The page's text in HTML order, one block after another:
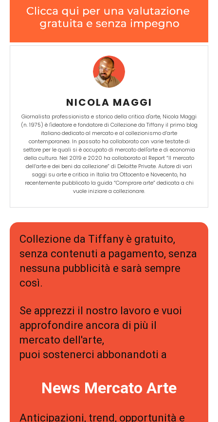
NICOLA MAGGI
Giornalista professionista e storico della critica d'arte, Nicola Maggi
(n. 1975) è l'ideatore e fondatore di Collezione da Tiffany il primo blog
italiano dedicato al mercato e al collezionismo d’arte
contemporanea. In passato ha collaborato con varie testate di
settore per le quali si è occupato di mercato dell'arte e di economia
della cultura. Nel 2019 e 2020 ha collaborato al Report “Il mercato
dell’arte e dei beni da collezione” di Deloitte Private. Autore di vari
saggi su arte e critica in Italia tra Ottocento e Novecento, ha
recentemente pubblicato la guida “Comprare arte” dedicata a chi
vuole iniziare a collezionare.
Collezione da Tiffany è gratuito,
senza contenuti a pagamento, senza
nessuna pubblicità e sarà sempre
così.
Se apprezzi il nostro lavoro e vuoi
approfondire ancora di più il
mercato dell'arte,
puoi sostenerci abbonandoti a
News Mercato Arte
Anticipazioni, trend, opportunità e